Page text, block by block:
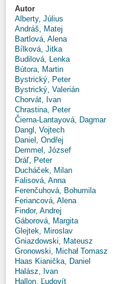
Autor
Alberty, Július
Andráš, Matej
Bartlová, Alena
Bílková, Jitka
Budilová, Lenka
Bútora, Martin
Bystrický, Peter
Bystrický, Valerián
Chorvát, Ivan
Chrastina, Peter
Čierna-Lantayová, Dagmar
Dangl, Vojtech
Daniel, Ondřej
Demmel, József
Dráľ, Peter
Ducháček, Milan
Falisová, Anna
Ferenčuhová, Bohumila
Feriancová, Alena
Findor, Andrej
Gáborová, Margita
Glejtek, Miroslav
Gniazdowski, Mateusz
Gronowski, Michał Tomasz
Haas Kianička, Daniel
Halász, Ivan
Hallon, Ľudovít